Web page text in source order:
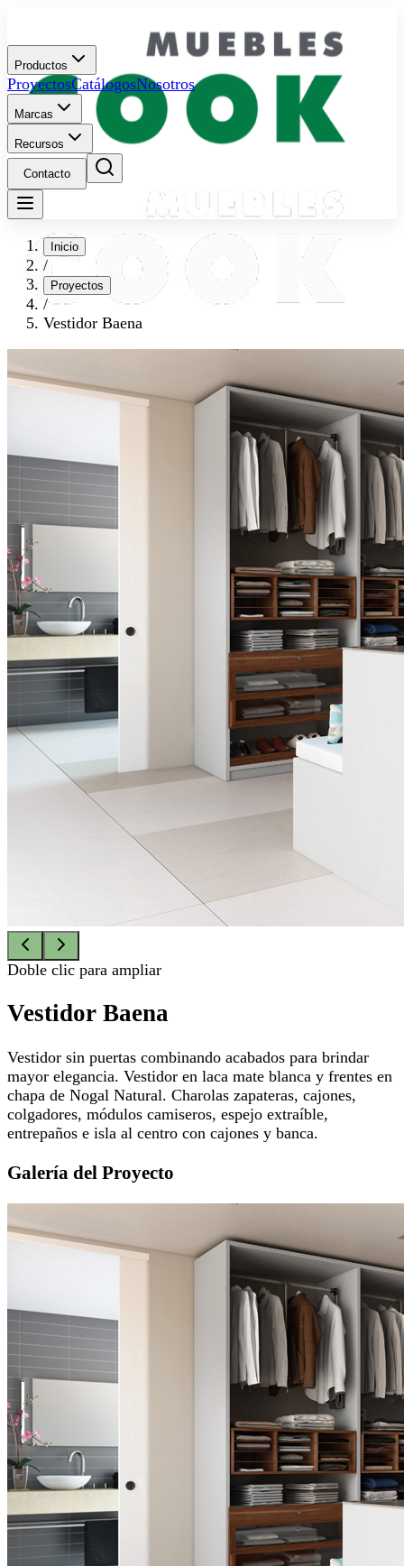
Productos
ProyectosCatálogosNosotros
Marcas
Recursos
Contacto
Inicio
/
Proyectos
/
Vestidor Baena
Doble clic para ampliar
Vestidor Baena
Vestidor sin puertas combinando acabados para brindar
mayor elegancia. Vestidor en laca mate blanca y frentes en
chapa de Nogal Natural. Charolas zapateras, cajones,
colgadores, módulos camiseros, espejo extraíble,
entrepaños e isla al centro con cajones y banca.
Galería del Proyecto